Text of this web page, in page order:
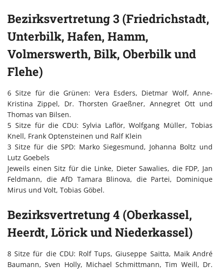
Bezirksvertretung 3 (Friedrichstadt,
Unterbilk, Hafen, Hamm,
Volmerswerth, Bilk, Oberbilk und
Flehe)
6 Sitze für die Grünen: Vera Esders, Dietmar Wolf, Anne-
Kristina Zippel, Dr. Thorsten Graeßner, Annegret Ott und
Thomas van Bilsen.
5 Sitze für die CDU: Sylvia Laflör, Wolfgang Müller, Tobias
Knell, Frank Optensteinen und Ralf Klein
3 Sitze für die SPD: Marko Siegesmund, Johanna Boltz und
Lutz Goebels
Jeweils einen Sitz für die Linke, Dieter Sawalies, die FDP, Jan
Feldmann, die AfD Tamara Blinova, die Partei, Dominique
Mirus und Volt, Tobias Göbel.
Bezirksvertretung 4 (Oberkassel,
Heerdt, Lörick und Niederkassel)
8 Sitze für die CDU: Rolf Tups, Giuseppe Saitta, Maik André
Baumann, Sven Holly, Michael Schmittmann, Tim Weill, Dr.